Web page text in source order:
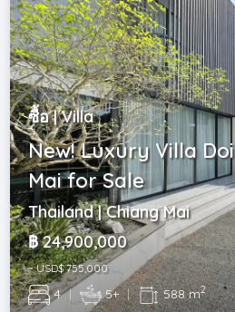
ซื้อ | Villa
New! Luxury Villa
Mai for Sale
Thailand | Chiang Mai
฿ 24,900,000
~ USD$ 755,000
4 | 5+ | 588 m2